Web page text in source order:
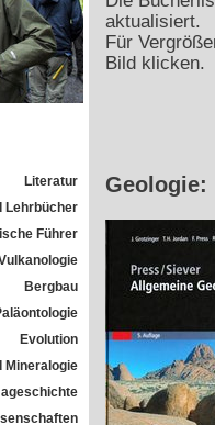
Literatur
Lehrbücher
Führer
Bergbau
Evolution
Mineralogie
aktualisiert.
Für
Bild klicken.
Geologie: